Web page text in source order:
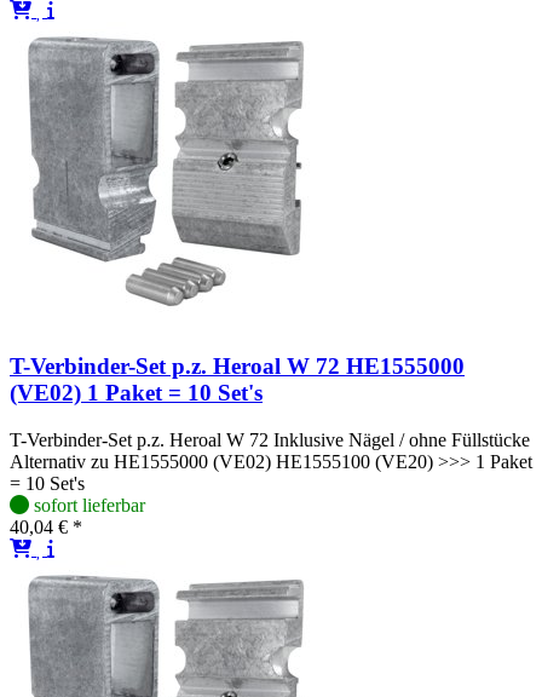
T-Verbinder-Set p.z. Heroal W 72 HE1555000
(VE02) 1 Paket = 10 Set's
T-Verbinder-Set p.z. Heroal W 72 Inklusive Nägel / ohne Füllstücke
Alternativ zu HE1555000 (VE02) HE1555100 (VE20) >>> 1 Paket
= 10 Set's
sofort lieferbar
40,04 € *